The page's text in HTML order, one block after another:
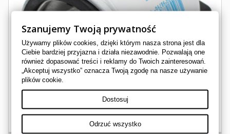
Szanujemy Twoją prywatność
Używamy plików cookies, dzięki którym nasza strona jest dla
Ciebie bardziej przyjazna i działa niezawodnie. Pozwalają one
również dopasować treści i reklamy do Twoich zainteresowań.
„Akceptuj wszystko” oznacza Twoją zgodę na nasze używanie
plików cookie.
Dostosuj
Odrzuć wszystko